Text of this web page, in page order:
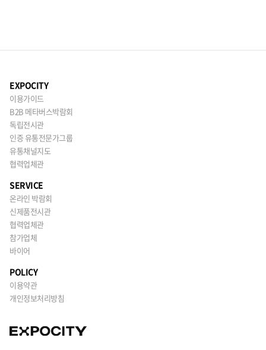
EXPOCITY
이용가이드
B2B 메타버스박람회
독립전시관
인증 유통전문가그룹
유통채널지도
협력업체관
SERVICE
온라인 박람회
신제품전시관
협력업체관
참가업체
바이어
POLICY
이용약관
개인정보처리방침